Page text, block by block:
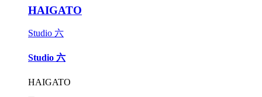
HAIGATO
Studio 六
Studio 六
HAIGATO